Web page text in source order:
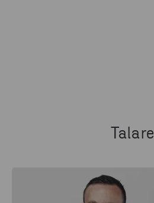
Talare